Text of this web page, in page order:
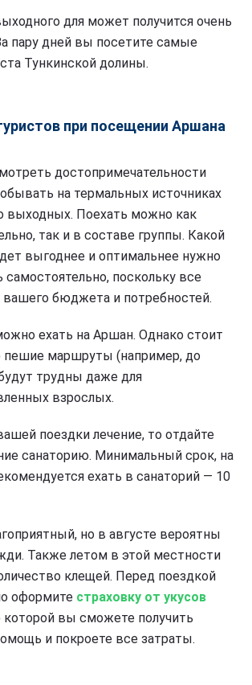
для может получится очень
пару дней вы посетите самые
Тункинской долины.
при посещении Аршана
достопримечательности
на термальных источниках
выходных. Поехать можно как
так и в составе группы. Какой
выгоднее и оптимальнее нужно
самостоятельно, поскольку все
вашего бюджета и потребностей.
ехать на Аршан. Однако стоит
пешие маршруты (например, до
трудны даже для
взрослых.
поездки лечение, то отдайте
санаторию. Минимальный срок, на
ехать в санаторий — 10
но в августе вероятны
Также летом в этой местности
клещей. Перед поездкой
оформите страховку от укусов
которой вы сможете получить
и покроете все затраты.